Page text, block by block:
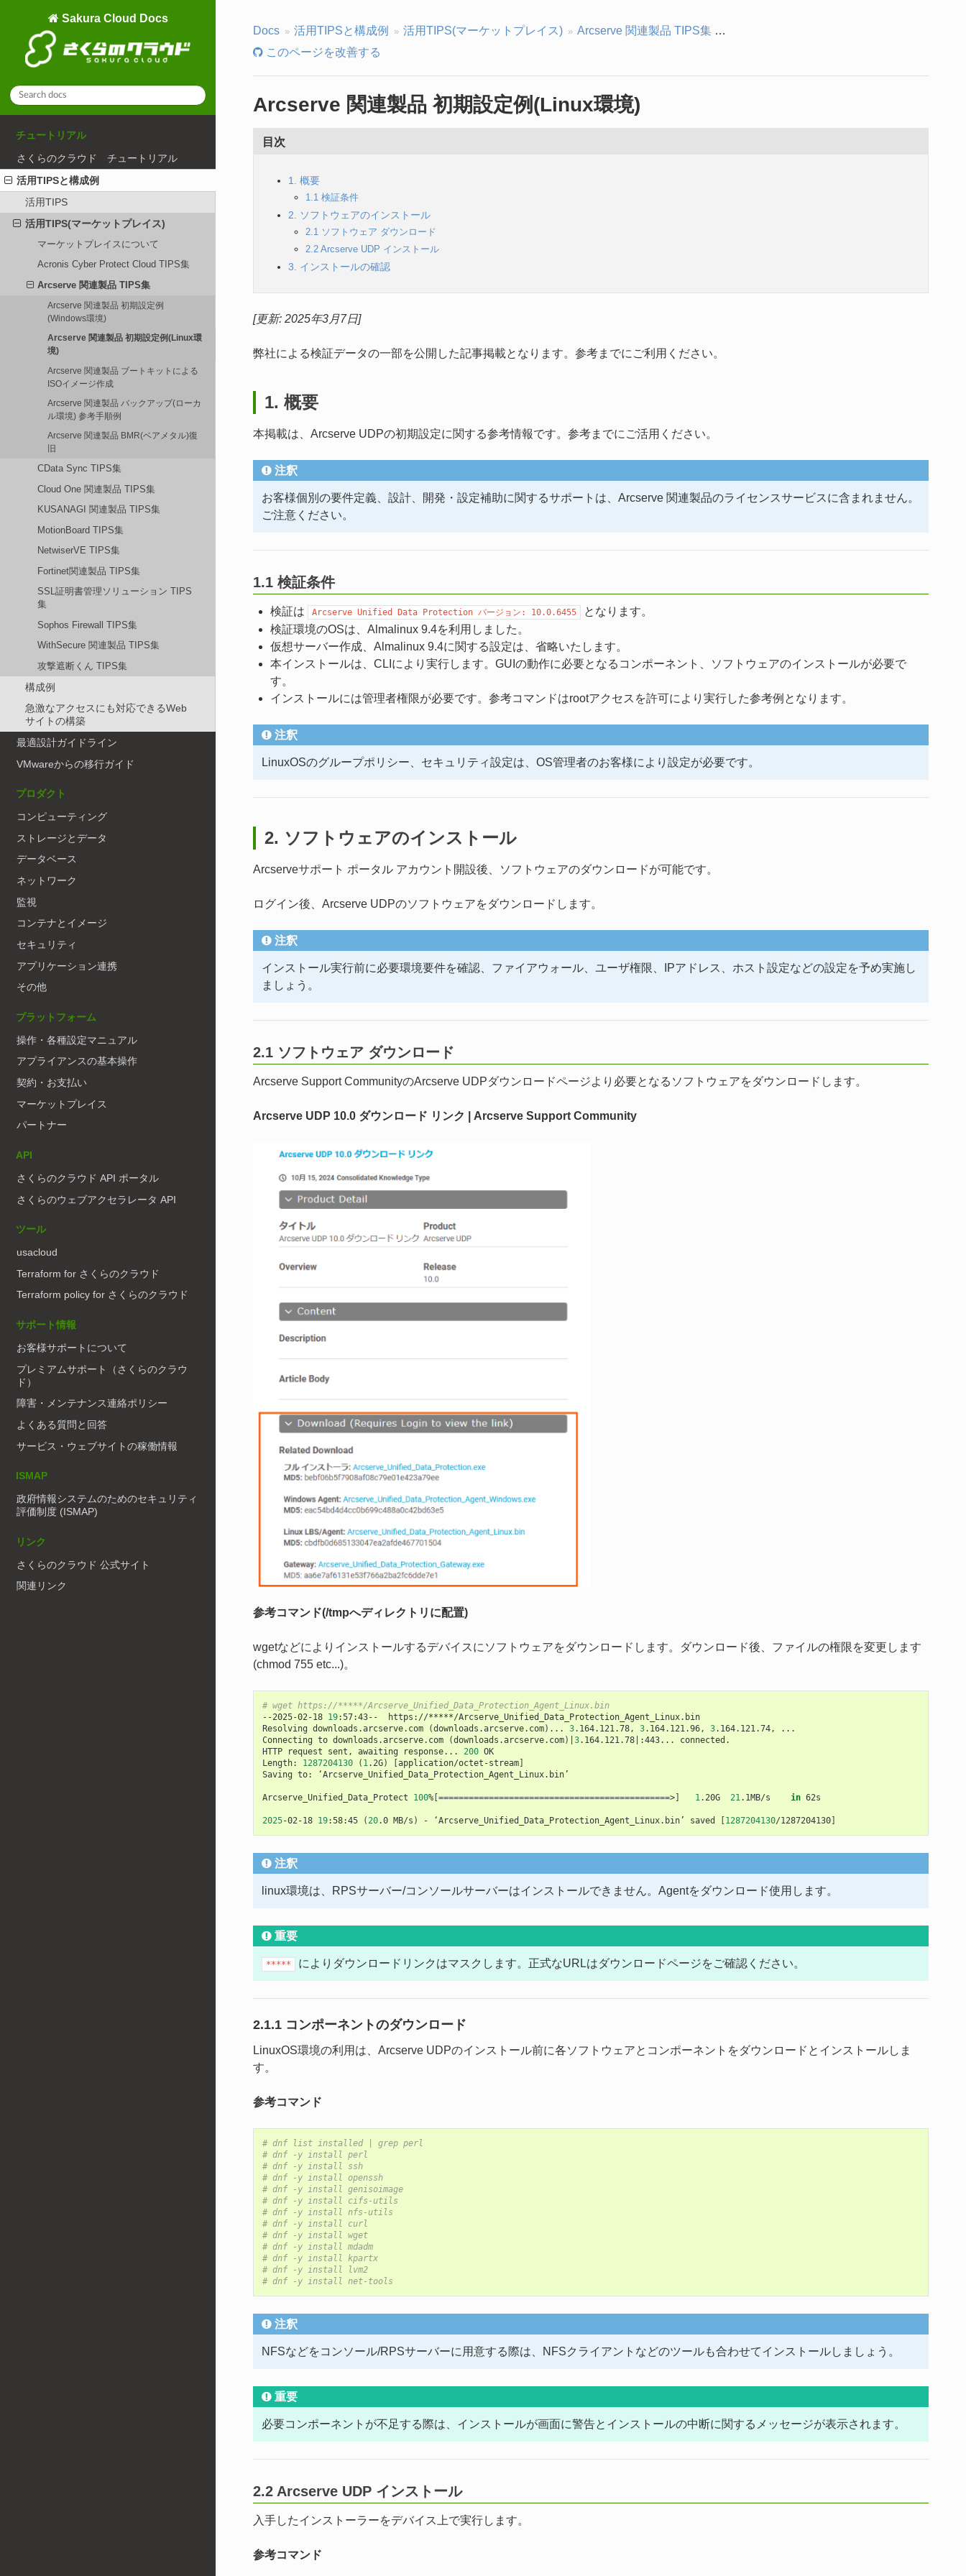
Sakura Cloud Docs
チュートリアル
さくらのクラウド チュートリアル
活用TIPSと構成例
活用TIPS
活用TIPS(マーケットプレイス)
マーケットプレイスについて
Acronis Cyber Protect Cloud TIPS集
Arcserve 関連製品 TIPS集
Arcserve 関連製品 初期設定例
(Windows環境)
Arcserve 関連製品 初期設定例(Linux環
境)
Arcserve 関連製品 ブートキットによる
ISOイメージ作成
Arcserve 関連製品 バックアップ(ローカ
ル環境) 参考手順例
Arcserve 関連製品 BMR(ベアメタル)復
旧
CData Sync TIPS集
Cloud One 関連製品 TIPS集
KUSANAGI 関連製品 TIPS集
MotionBoard TIPS集
NetwiserVE TIPS集
Fortinet関連製品 TIPS集
SSL証明書管理ソリューション TIPS
集
Sophos Firewall TIPS集
WithSecure 関連製品 TIPS集
攻撃遮断くん TIPS集
構成例
急激なアクセスにも対応できるWeb
サイトの構築
最適設計ガイドライン
VMwareからの移行ガイド
プロダクト
コンピューティング
ストレージとデータ
データベース
ネットワーク
監視
コンテナとイメージ
セキュリティ
アプリケーション連携
その他
プラットフォーム
操作・各種設定マニュアル
アプライアンスの基本操作
契約・お支払い
マーケットプレイス
パートナー
API
さくらのクラウド API ポータル
さくらのウェブアクセラレータ API
ツール
usacloud
Terraform for さくらのクラウド
Terraform policy for さくらのクラウド
サポート情報
お客様サポートについて
プレミアムサポート（さくらのクラウ
ド）
障害・メンテナンス連絡ポリシー
よくある質問と回答
サービス・ウェブサイトの稼働情報
ISMAP
政府情報システムのためのセキュリティ
評価制度 (ISMAP)
リンク
さくらのクラウド 公式サイト
関連リンク
Docs 活用TIPSと構成例 活用TIPS(マーケットプレイス) Arcserve 関連製品 TIPS集
このページを改善する
Arcserve 関連製品 初期設定例(Linux環境)
目次
1. 概要
1.1 検証条件
2. ソフトウェアのインストール
2.1 ソフトウェア ダウンロード
2.2 Arcserve UDP インストール
3. インストールの確認
[更新: 2025年3月7日]
弊社による検証データの一部を公開した記事掲載となります。参考までにご利用ください。
1. 概要
本掲載は、Arcserve UDPの初期設定に関する参考情報です。参考までにご活用ください。
注釈
お客様個別の要件定義、設計、開発・設定補助に関するサポートは、Arcserve 関連製品のライセンスサービスに含まれません。
ご注意ください。
1.1 検証条件
検証は Arcserve Unified Data Protection バージョン: 10.0.6455
となります。
検証環境のOSは、Almalinux 9.4を利用しました。
仮想サーバー作成、Almalinux 9.4に関する設定は、省略いたします。
本インストールは、CLIにより実行します。GUIの動作に必要となるコンポーネント、ソフトウェアのインストールが必要で
す。
インストールには管理者権限が必要です。参考コマンドはrootアクセスを許可により実行した参考例となります。
注釈
LinuxOSのグループポリシー、セキュリティ設定は、OS管理者のお客様により設定が必要です。
2. ソフトウェアのインストール
Arcserveサポート ポータル アカウント開設後、ソフトウェアのダウンロードが可能です。
ログイン後、Arcserve UDPのソフトウェアをダウンロードします。
注釈
インストール実行前に必要環境要件を確認、ファイアウォール、ユーザ権限、IPアドレス、ホスト設定などの設定を予め実施し
ましょう。
2.1 ソフトウェア ダウンロード
Arcserve Support CommunityのArcserve UDPダウンロードページより必要となるソフトウェアをダウンロードします。
Arcserve UDP 10.0 ダウンロード リンク | Arcserve Support Community
参考コマンド(/tmpへディレクトリに配置)
wgetなどによりインストールするデバイスにソフトウェアをダウンロードします。ダウンロード後、ファイルの権限を変更します
(chmod 755 etc...)。
# wget https://*****/Arcserve_Unified_Data_Protection_Agent_Linux.bin
--2025-02-18 19:57:43--
https://*****/Arcserve_Unified_Data_Protection_Agent_Linux.bin
Resolving downloads.arcserve.com (downloads.arcserve.com) ... 3.164.121.78, 3.164.121.96, 3.164.121.74,
...
Connecting to downloads.arcserve.com (downloads.arcserve.com) 3.164.121.78| :443...
connected.
HTTP
request sent, awaiting response... 200 OK
Length:
1287204130 ( 1 .2G) [application/octet-stream]
Saving to: ‘Arcserve_Unified_Data_Protection_Agent_Linux.bin’
Arcserve_Unified_Data_Protect 100%[==============================================>] 1 .20G 21 .1MB/s in 62s
2025-02-18 19:58:45 ( 20.0 MB/s ) - ‘Arcserve_Unified_Data_Protection_Agent_Linux.bin’ saved [1287204130/1287204130]
注釈
linux環境は、RPSサーバー/コンソールサーバーはインストールできません。Agentをダウンロード使用します。
重要
***** によりダウンロードリンクはマスクします。正式なURLはダウンロードページをご確認ください。
2.1.1 コンポーネントのダウンロード
LinuxOS環境の利用は、Arcserve UDPのインストール前に各ソフトウェアとコンポーネントをダウンロードとインストールしま
す。
参考コマンド
# dnf list installed | grep perl
# dnf -y install perl
# dnf -y install ssh
# dnf -y install openssh
# dnf -y install genisoimage
# dnf -y install cifs-utils
# dnf -y install nfs-utils
# dnf -y install curl
# dnf -y install wget
# dnf -y install mdadm
# dnf -y install kpartx
# dnf -y install lvm2
# dnf -y install net-tools
注釈
NFSなどをコンソール/RPSサーバーに用意する際は、NFSクライアントなどのツールも合わせてインストールしましょう。
重要
必要コンポーネントが不足する際は、インストールが画面に警告とインストールの中断に関するメッセージが表示されます。
2.2 Arcserve UDP インストール
入手したインストーラーをデバイス上で実行します。
参考コマンド